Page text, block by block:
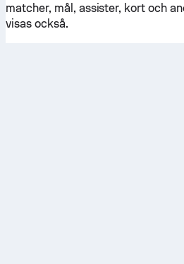
matcher, mål, assister, kort och
visas också.